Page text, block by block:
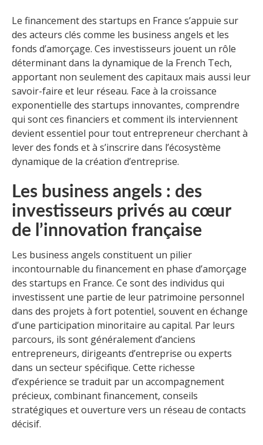
Le financement des startups en France s’appuie sur
des acteurs clés comme les business angels et les
fonds d’amorçage. Ces investisseurs jouent un rôle
déterminant dans la dynamique de la French Tech,
apportant non seulement des capitaux mais aussi leur
savoir-faire et leur réseau. Face à la croissance
exponentielle des startups innovantes, comprendre
qui sont ces financiers et comment ils interviennent
devient essentiel pour tout entrepreneur cherchant à
lever des fonds et à s’inscrire dans l’écosystème
dynamique de la création d’entreprise.
Les business angels : des
investisseurs privés au cœur
de l’innovation française
Les business angels constituent un pilier
incontournable du financement en phase d’amorçage
des startups en France. Ce sont des individus qui
investissent une partie de leur patrimoine personnel
dans des projets à fort potentiel, souvent en échange
d’une participation minoritaire au capital. Par leurs
parcours, ils sont généralement d’anciens
entrepreneurs, dirigeants d’entreprise ou experts
dans un secteur spécifique. Cette richesse
d’expérience se traduit par un accompagnement
précieux, combinant financement, conseils
stratégiques et ouverture vers un réseau de contacts
décisif.